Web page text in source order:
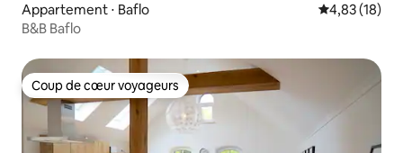
Appartement ⋅ Baflo Évaluation
4,83 (18)
B&B Baflo
Coup de cœur voyageurs
Coup de cœur voyageurs